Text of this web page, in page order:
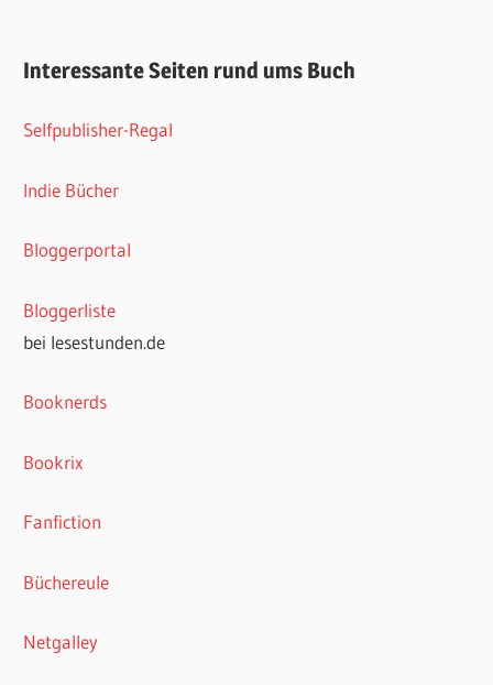
Interessante Seiten rund ums Buch
Selfpublisher-Regal
Indie Bücher
Bloggerportal
Bloggerliste
bei lesestunden.de
Booknerds
Bookrix
Fanfiction
Büchereule
Netgalley